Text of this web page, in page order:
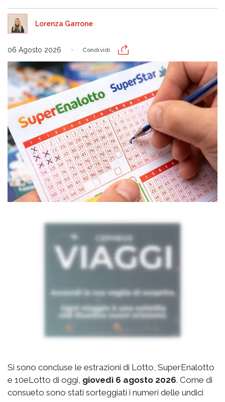
Lorenza Garrone
06 Agosto 2026 Condividi
Si sono concluse le estrazioni di Lotto, SuperEnalotto
e 10eLotto di oggi, giovedì 6 agosto 2026. Come di
consueto sono stati sorteggiati i numeri delle undici